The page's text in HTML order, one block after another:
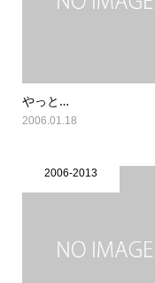
やっと…
2006.01.18
2006-2013